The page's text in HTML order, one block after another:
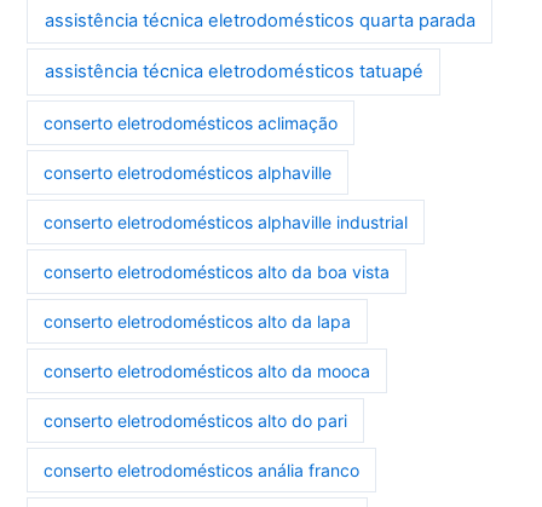
assistência técnica eletrodomésticos quarta parada
assistência técnica eletrodomésticos tatuapé
conserto eletrodomésticos aclimação
conserto eletrodomésticos alphaville
conserto eletrodomésticos alphaville industrial
conserto eletrodomésticos alto da boa vista
conserto eletrodomésticos alto da lapa
conserto eletrodomésticos alto da mooca
conserto eletrodomésticos alto do pari
conserto eletrodomésticos anália franco